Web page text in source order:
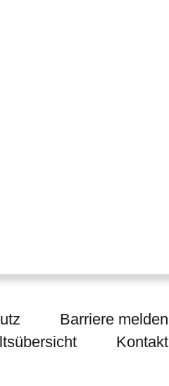
Barriere melden
Kontakt